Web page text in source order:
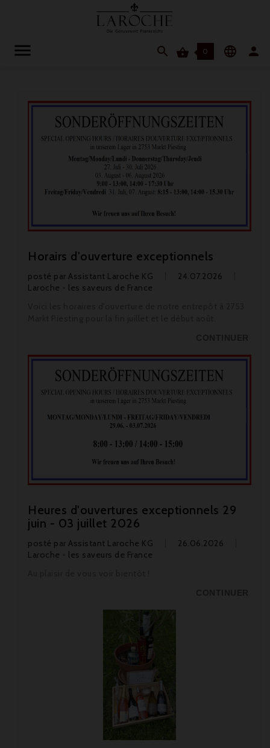
  0  
Horairs d'ouverture exceptionnels
posté par Assistant Laroche KG
24.07.2026
Laroche - les saveurs de France
Heures d'ouvertures exceptionnels 29
juin - 03 juillet 2026
posté par Assistant Laroche KG
26.06.2026
Laroche - les saveurs de France